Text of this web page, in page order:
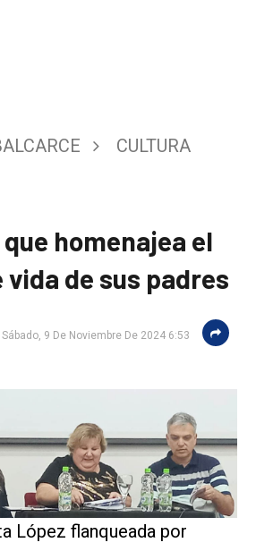
CULTURA
homenajea el
vida de sus padres
Sábado, 9 De Noviembre De 2024 6:53
López flanqueada por